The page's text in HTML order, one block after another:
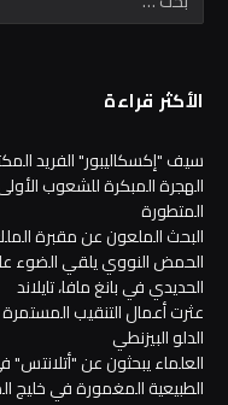
الأكثر قراءة
سيف "إكسكاليبور" الفريد
الهجرة المبكرة للشعوب الأولى
المتطورة
البحث الملعون عن مقبرة
الحمض النووي يلقي الضوء
الحديدي في بانغ مافا، تايلاند
عثرت أعمال التنقيب
الدلو البيزنطي
العلماء يبحثون عن "أتلانتس"
الطبيعية المغمورة في خليج